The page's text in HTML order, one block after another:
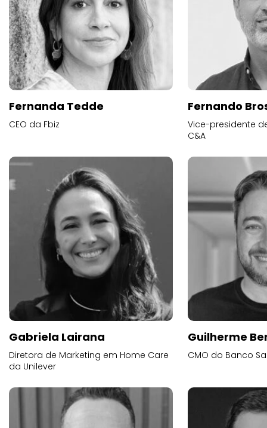
Fernanda Tedde
CEO da Fbiz
Fernando
Vice-presidente
C&A
Gabriela Lairana
Diretora de Marketing em Home Care
da Unilever
Guilherme
CMO do Banco